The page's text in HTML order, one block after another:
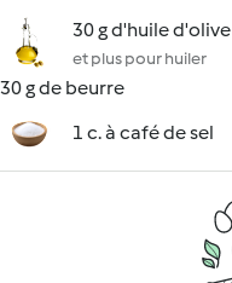
30 g d'huile d'olive
et plus pour huiler
30 g de beurre
1 c. à café de sel